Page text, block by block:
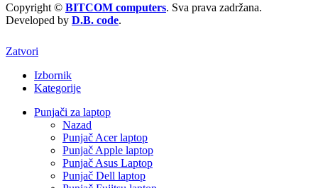
Copyright © BITCOM computers. Sva prava zadržana.
Developed by D.B. code.
Zatvori
Izbornik
Kategorije
Punjači za laptop
Nazad
Punjač Acer laptop
Punjač Apple laptop
Punjač Asus Laptop
Punjač Dell laptop